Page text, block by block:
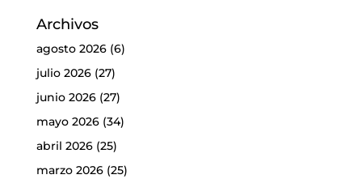
Archivos
agosto 2026(6)
julio 2026(27)
junio 2026(27)
mayo 2026(34)
abril 2026(25)
marzo 2026(25)